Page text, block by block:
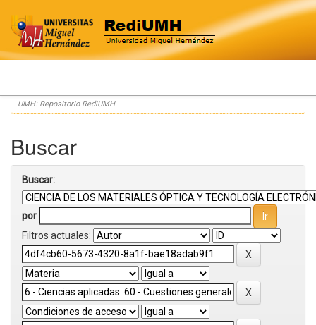
Skip
navigation
UMH: Repositorio RediUMH
Buscar
Buscar:
por
Filtros actuales: